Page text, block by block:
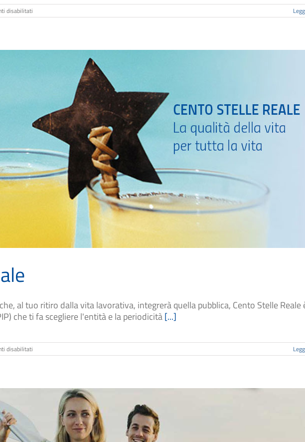
disabilitati
La
al tuo ritiro dalla vita lavorativa, integrerà quella pubblica, Cento Stelle Reale
che ti fa scegliere l'entità e la periodicità[...]
disabilitati
Cento